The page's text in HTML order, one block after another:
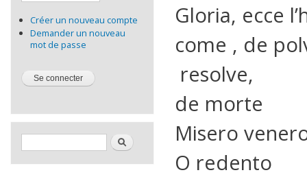
Créer un nouveau compte
Demander un nouveau
mot de passe
Formulaire de rechercheRechercher
Gloria, ecce
come , de
resolve,
de morte
Misero
O redento